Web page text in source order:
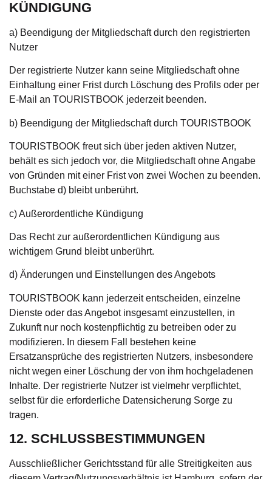
KÜNDIGUNG
a) Beendigung der Mitgliedschaft durch den registrierten
Nutzer
Der registrierte Nutzer kann seine Mitgliedschaft ohne
Einhaltung einer Frist durch Löschung des Profils oder per
E-Mail an TOURISTBOOK jederzeit beenden.
b) Beendigung der Mitgliedschaft durch TOURISTBOOK
TOURISTBOOK freut sich über jeden aktiven Nutzer,
behält es sich jedoch vor, die Mitgliedschaft ohne Angabe
von Gründen mit einer Frist von zwei Wochen zu beenden.
Buchstabe d) bleibt unberührt.
c) Außerordentliche Kündigung
Das Recht zur außerordentlichen Kündigung aus
wichtigem Grund bleibt unberührt.
d) Änderungen und Einstellungen des Angebots
TOURISTBOOK kann jederzeit entscheiden, einzelne
Dienste oder das Angebot insgesamt einzustellen, in
Zukunft nur noch kostenpflichtig zu betreiben oder zu
modifizieren. In diesem Fall bestehen keine
Ersatzansprüche des registrierten Nutzers, insbesondere
nicht wegen einer Löschung der von ihm hochgeladenen
Inhalte. Der registrierte Nutzer ist vielmehr verpflichtet,
selbst für die erforderliche Datensicherung Sorge zu
tragen.
12. SCHLUSSBESTIMMUNGEN
Ausschließlicher Gerichtsstand für alle Streitigkeiten aus